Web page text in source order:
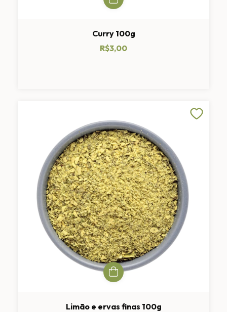
Curry 100g
R$3,00
Limão e ervas finas 100g